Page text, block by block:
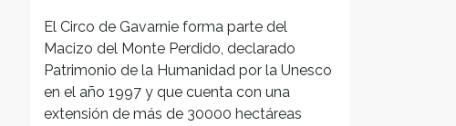
El Circo de Gavarnie forma parte del
Macizo del Monte Perdido, declarado
Patrimonio de la Humanidad por la Unesco
en el año 1997 y que cuenta con una
extensión de más de 30000 hectáreas